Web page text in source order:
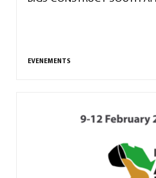
EVENEMENTS